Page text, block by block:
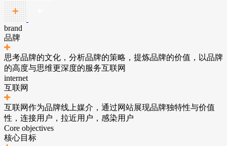
brand
品牌
思考品牌的文化，分析品牌的策略，提炼品牌的价值，以品牌
的高度与思维更深度的服务互联网
internet
互联网
互联网作为品牌线上媒介，通过网站展现品牌独特性与价值
性，连接用户，拉近用户，感染用户
Core objectives
核心目标